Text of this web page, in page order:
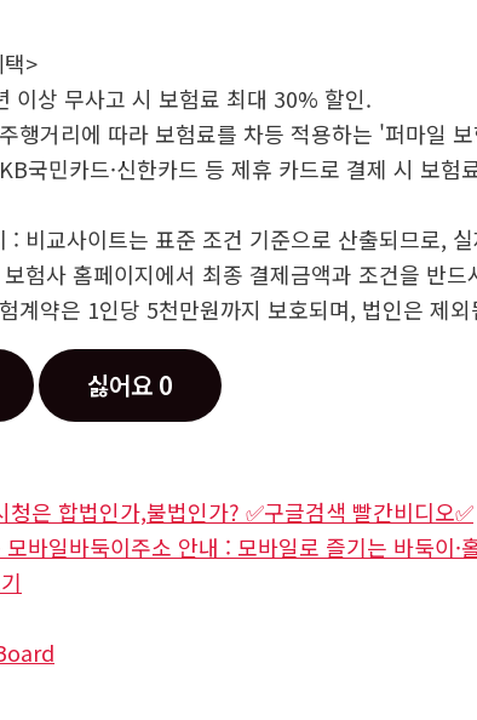
>
이상 무사고 시 보험료 최대 30% 할인.
행거리에 따라 보험료를 차등 적용하는 '퍼마일
국민카드·신한카드 등 제휴 카드로 결제 시 보
: 비교사이트는 표준 조건 기준으로 산출되므로,
험사 홈페이지에서 최종 결제금액과 조건을 반드
계약은 1인당 5천만원까지 보호되며, 법인은 제
싫어요 0
청은 합법인가,불법인가? ✅구글검색 빨간비디오✅
바일바둑이주소 안내 : 모바일로 즐기는 바둑이·